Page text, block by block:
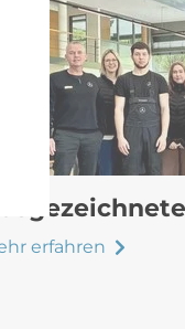
erfahren